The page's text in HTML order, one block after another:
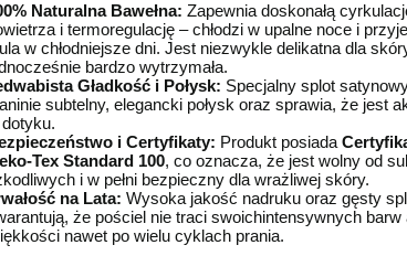
Naturalna Bawełna: Zapewnia doskonałą
i termoregulację – chłodzi w upalne noce i
w chłodniejsze dni. Jest niezwykle delikatna dla
bardzo wytrzymała.
Gładkość i Połysk: Specjalny splot
subtelny, elegancki połysk oraz sprawia, że jest
i Certyfikaty: Produkt posiada
Tex Standard 100, co oznacza, że jest wolny od
i w pełni bezpieczny dla wrażliwej skóry.
na Lata: Wysoka jakość nadruku oraz gęsty
że pościel nie traci swoichintensywnych barw
nawet po wielu cyklach prania.